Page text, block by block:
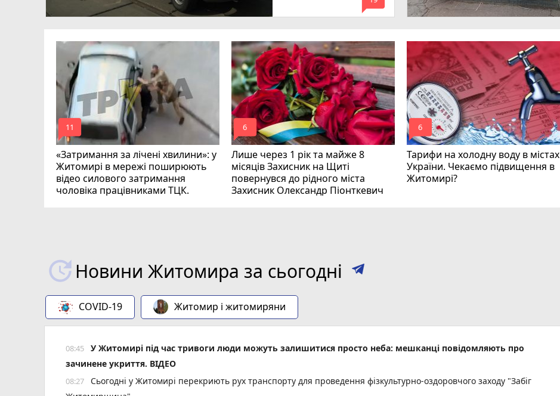
«Затримання за лічені хвилини»: у
Житомирі в мережі поширюють
відео силового затримання
чоловіка працівниками ТЦК.
mode_comment
11
Лише через 1 рік та майже 8
місяців Захисник на Щиті
повернувся до рідного міста
Захисник Олександр Піонткевич
mode_comment
6
Тарифи на холодну воду в містах
України. Чекаємо підвищення в
Житомирі?
mode_comment
6
Новини Житомира за сьогодні
COVID-19 Житомир і житомиряни
08:45
У Житомирі під час тривоги люди можуть залишитися просто неба: мешканці повідомляють про
зачинене укриття. ВІДЕО
08:27
Сьогодні у Житомирі перекриють рух транспорту для проведення фізкультурно-оздоровчого заходу "Забіг